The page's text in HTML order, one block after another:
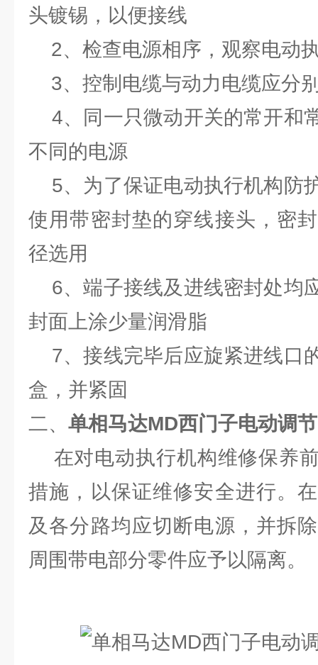
头镀锡，以便接线
2、检查电源相序，观察电动
3、控制电缆与动力电缆应分
4、同一只微动开关的常开和
不同的电源
5、为了保证电动执行机构防
使用带密封垫的穿线接头，密
径选用
6、端子接线及进线密封处均
封面上涂少量润滑脂
7、接线完毕后应旋紧进线口
盒，并紧固
二、 单相马达MD西门子电动调
在对电动执行机构维修保养
措施，以保证维修安全进行。
及各分路均应切断电源，并拆
周围带电部分零件应予以隔离。